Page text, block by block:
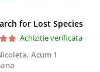
for Lost Species
Achizitie verificata
Acum 1